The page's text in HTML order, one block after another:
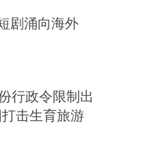
剧涌向海外
行政令限制出
击生育旅游